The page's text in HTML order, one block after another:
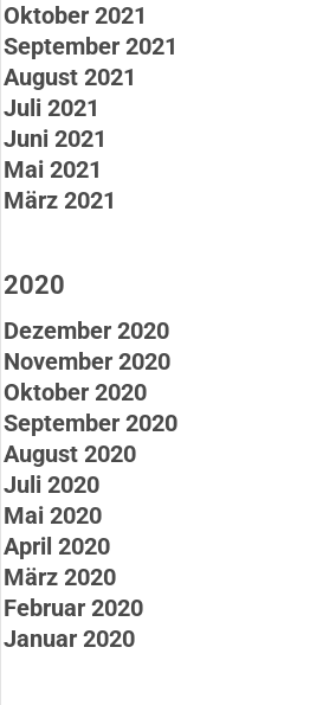
Oktober 2021
September 2021
August 2021
Juli 2021
Juni 2021
Mai 2021
März 2021
2020
Dezember 2020
November 2020
Oktober 2020
September 2020
August 2020
Juli 2020
Mai 2020
April 2020
März 2020
Februar 2020
Januar 2020